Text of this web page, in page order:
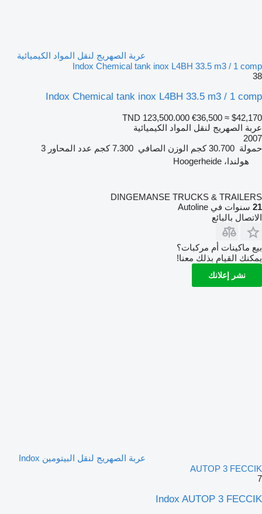
عربة الصهريج لنقل المواد الكيميائية
Indox Chemical tank inox L4BH 33.5 m3 / 1 comp
38
Indox Chemical tank inox L4BH 33.5 m3 / 1 comp
TND 123,500.000 €36,500 ≈ $42,170
عربة الصهريج لنقل المواد الكيميائية
2007
حمولة 30.700 كجم الوزن الصافي 7.300 كجم عدد المحاور 3
هولندا، Hoogerheide
DINGEMANSE TRUCKS & TRAILERS
21 سنوات في Autoline
الاتصال بالبائع
بيع ماكينات أم مركبات؟
يمكنك القيام بذلك معنا!
نشر إعلانك
عربة الصهريج لنقل البيتومين Indox
AUTOP 3 FECCIK
7
Indox AUTOP 3 FECCIK